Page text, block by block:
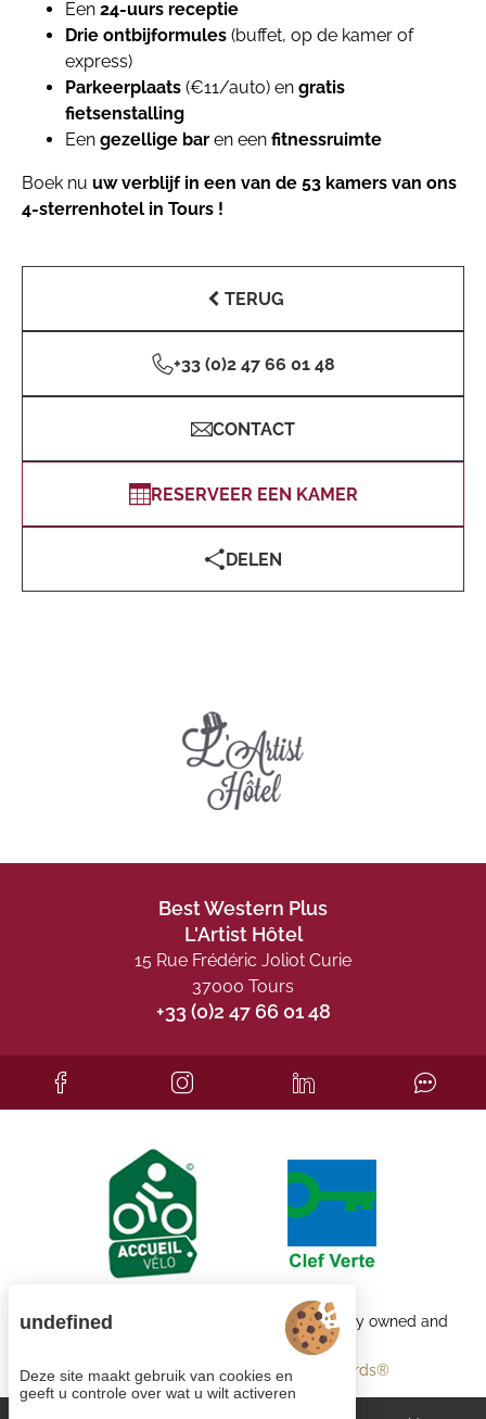
Een 24-uurs receptie
Drie ontbijformules (buffet, op de kamer of
express)
Parkeerplaats (€11/auto) en gratis
fietsenstalling
Een gezellige bar en een fitnessruimte
Boek nu uw verblijf in een van de 53 kamers van ons
4-sterrenhotel in Tours !
TERUG
+33 (0)2 47 66 01 48
CONTACT
RESERVEER EEN KAMER
DELEN
Best Western Plus
L'Artist Hôtel
15 Rue Frédéric Joliot Curie
37000 Tours
+33 (0)2 47 66 01 48
Each BWH℠ Hotels property is independently owned and
bestwestern.fr- Best Western Rewards®
undefined
Deze site maakt gebruik van cookies en
geeft u controle over wat u wilt activeren